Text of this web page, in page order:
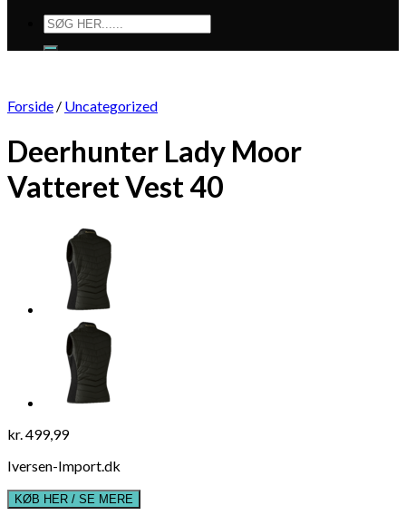
Søg
efter:
Forside / Uncategorized
Deerhunter Lady Moor
Vatteret Vest 40
kr.499,99
Iversen-Import.dk
KØB HER / SE MERE